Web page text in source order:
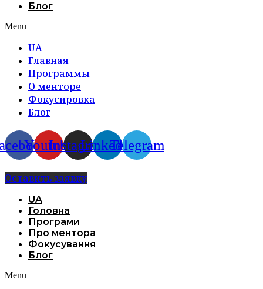
Блог
Menu
UA
Главная
Программы
О менторе
Фокусировка
Блог
YoutubeInstagramLinkedinTelegram
Оставить заявку
UA
Головна
Програми
Про ментора
Фокусування
Блог
Menu